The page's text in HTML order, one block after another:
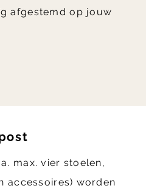
afgestemd op jouw
max. vier stoelen,
accessoires) worden